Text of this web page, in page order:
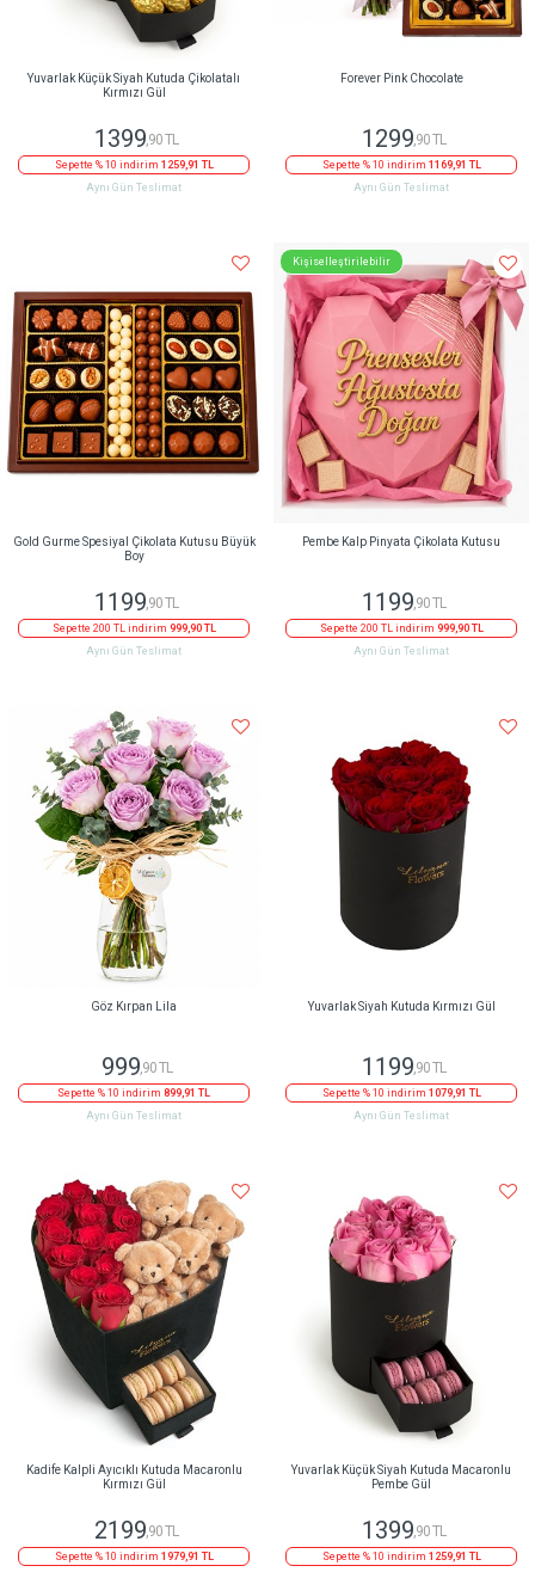
Yuvarlak Küçük Siyah Kutuda Çikolatalı
Kırmızı Gül
1399,90 TL
Sepette % 10 indirim 1259,91 TL
Aynı Gün Teslimat
Forever Pink Chocolate
1299,90 TL
Sepette % 10 indirim 1169,91 TL
Aynı Gün Teslimat
Gold Gurme Spesiyal Çikolata Kutusu Büyük
Boy
1199,90 TL
Sepette 200 TL indirim 999,90 TL
Aynı Gün Teslimat
Kişiselleştirilebilir
Pembe Kalp Pinyata Çikolata Kutusu
1199,90 TL
Sepette 200 TL indirim 999,90 TL
Aynı Gün Teslimat
Göz Kırpan Lila
999,90 TL
Sepette % 10 indirim 899,91 TL
Aynı Gün Teslimat
Yuvarlak Siyah Kutuda Kırmızı Gül
1199 ,90 TL
Sepette % 10 indirim 1079,91 TL
Aynı Gün Teslimat
Kadife Kalpli Ayıcıklı Kutuda Macaronlu
Kırmızı Gül
2199,90 TL
Sepette % 10 indirim 1979,91 TL
Yuvarlak Küçük Siyah Kutuda Macaronlu
Pembe Gül
1399,90 TL
Sepette % 10 indirim 1259,91 TL